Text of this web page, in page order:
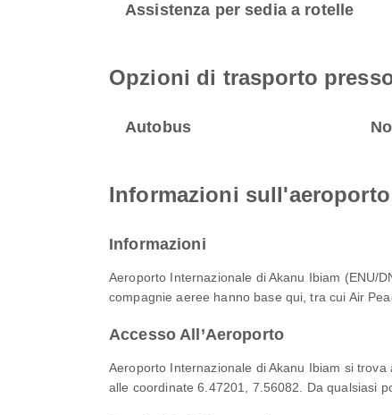
Assistenza per sedia a rotelle
Opzioni di trasporto
Autobus
Informazioni sull'aeroporto
Informazioni
Aeroporto Internazionale di Akanu Ibiam (ENU/
compagnie aeree hanno base qui, tra cui Air
Accesso All’Aeroporto
Aeroporto Internazionale di Akanu Ibiam si
alle coordinate 6.47201, 7.56082. Da qualsiasi